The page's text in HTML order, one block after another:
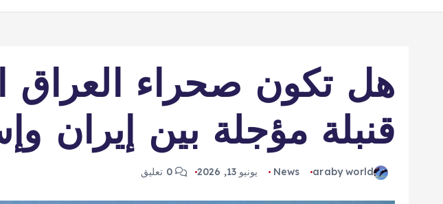
هل تكون صحراء العراق
قنبلة مؤجلة بين إيران
araby world
News يونيو 13, 2026 0 تعليق